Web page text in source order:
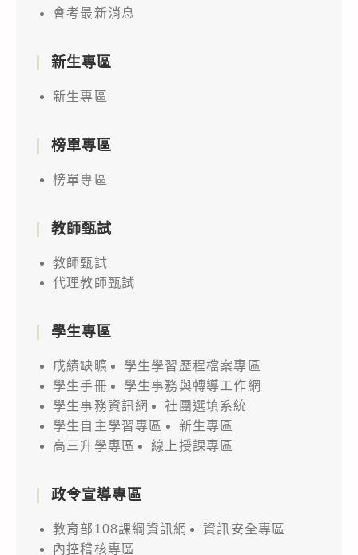
會考最新消息
新生專區
新生專區
榜單專區
榜單專區
教師甄試
教師甄試
代理教師甄試
學生專區
成績缺曠
學生學習歷程檔案專區
學生手冊
學生事務與轉導工作網
學生事務資訊網
社團選填系統
學生自主學習專區
新生專區
高三升學專區
線上授課專區
政令宣導專區
教育部108課綱資訊網
資訊安全專區
內控稽核專區